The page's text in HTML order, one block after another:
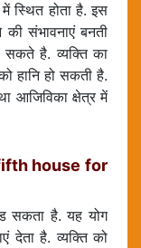
स्थित होता है. इस
की संभावनाएं बनती
सकते है. व्यक्ति का
हानि हो सकती है.
आजिविका क्षेत्र में
house for
सकता है. यह योग
देता है. व्यक्ति को